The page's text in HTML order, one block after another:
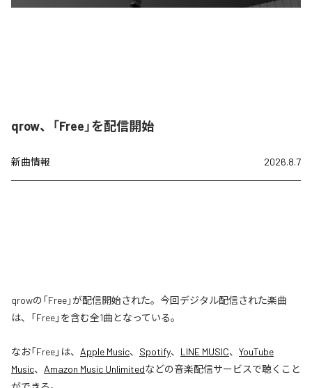
qrow、「Free」を配信開始
新曲情報 2026.8.7
qrowの「Free」が配信開始された。今回デジタル配信された楽曲
は、「Free」を含む全1曲となっている。
なお「Free」は、 Apple Music、 Spotify、 LINE MUSIC、 YouTube
Music、 Amazon Music Unlimitedなどの音楽配信サービスで聴くこと